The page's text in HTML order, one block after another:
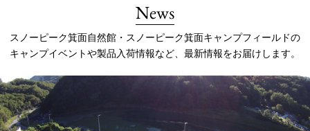
News
スノーピーク箕面自然館・スノーピーク箕面キャンプフィールドの
キャンプイベントや製品入荷情報など、最新情報をお届けします。